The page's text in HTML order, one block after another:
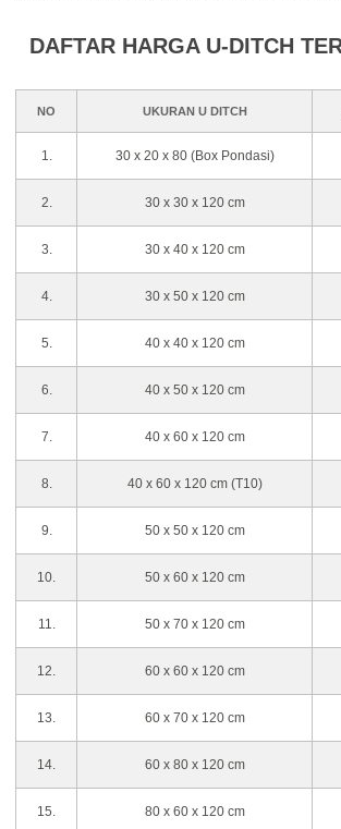
DAFTAR HARGA U-DITCH
NO UKURAN U DITCH
1. 30 x 20 x 80 (Box Pondasi)
2. 30 x 30 x 120 cm
3. 30 x 40 x 120 cm
4. 30 x 50 x 120 cm
5. 40 x 40 x 120 cm
6. 40 x 50 x 120 cm
7. 40 x 60 x 120 cm
8. 40 x 60 x 120 cm (T10)
9. 50 x 50 x 120 cm
10. 50 x 60 x 120 cm
11. 50 x 70 x 120 cm
12. 60 x 60 x 120 cm
13. 60 x 70 x 120 cm
14. 60 x 80 x 120 cm
15. 80 x 60 x 120 cm